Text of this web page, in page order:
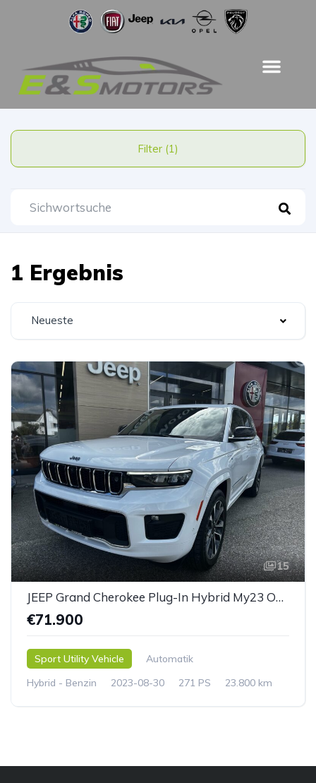
Filter (1)
1 Ergebnis
Neueste
15
JEEP Grand Cherokee Plug-In Hybrid My23 Overland 2.0 PHEV 380 Ps
€71.900
Sport Utility Vehicle
Automatik
Hybrid - Benzin
2023-08-30 271 PS 23.800 km